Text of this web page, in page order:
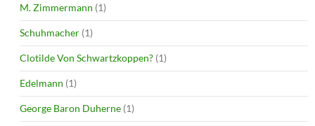
M. Zimmermann (1)
Schuhmacher (1)
Clotilde Von Schwartzkoppen? (1)
Edelmann (1)
George Baron Duherne (1)